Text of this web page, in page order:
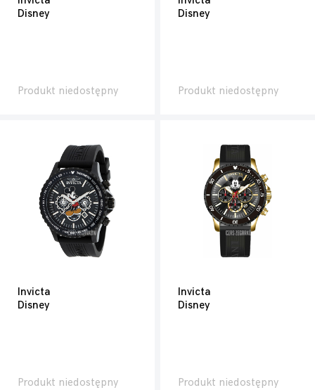
Disney
Produkt niedostępny
Disney
Produkt niedostępny
Invicta
Disney
Produkt niedostępny
Invicta
Disney
Produkt niedostępny